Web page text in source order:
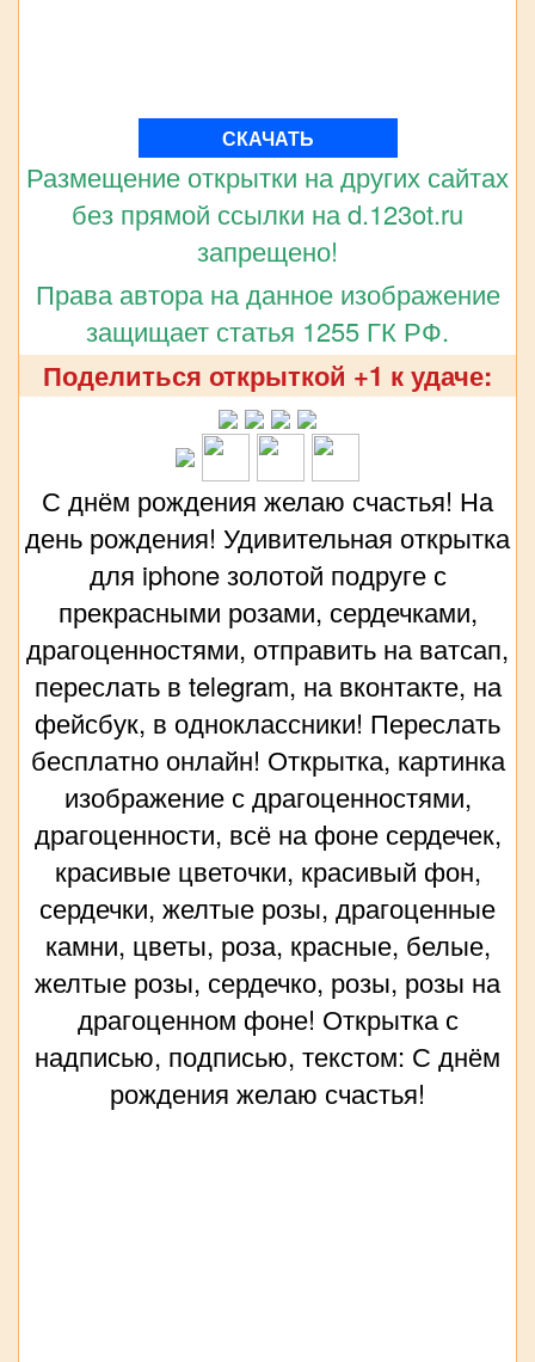
СКАЧАТЬ
Размещение открытки на других сайтах
без прямой ссылки на d.123ot.ru
запрещено!
Права автора на данное изображение
защищает статья 1255 ГК РФ.
Поделиться открыткой +1 к удаче:
С днём рождения желаю счастья! На
день рождения! Удивительная открытка
для iphone золотой подруге с
прекрасными розами, сердечками,
драгоценностями, отправить на ватсап,
переслать в telegram, на вконтакте, на
фейсбук, в одноклассники! Переслать
бесплатно онлайн! Открытка, картинка
изображение с драгоценностями,
драгоценности, всё на фоне сердечек,
красивые цветочки, красивый фон,
сердечки, желтые розы, драгоценные
камни, цветы, роза, красные, белые,
желтые розы, сердечко, розы, розы на
драгоценном фоне! Открытка с
надписью, подписью, текстом: С днём
рождения желаю счастья!